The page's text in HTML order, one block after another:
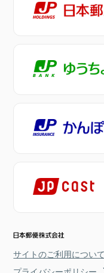
サイトのご利用について